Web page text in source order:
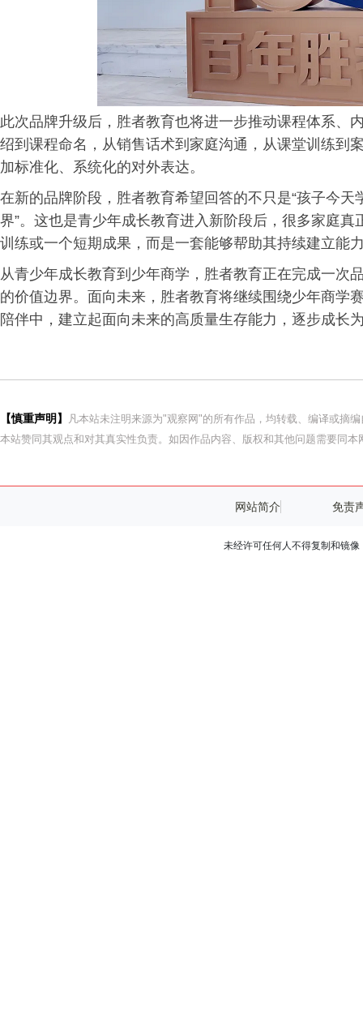
此次品牌升级后，胜者教育也将进一步推动课程体系、
绍到课程命名，从销售话术到家庭沟通，从课堂训练到
加标准化、系统化的对外表达。
在新的品牌阶段，胜者教育希望回答的不只是“孩子今天
界”。这也是青少年成长教育进入新阶段后，很多家庭
训练或一个短期成果，而是一套能够帮助其持续建立能
从青少年成长教育到少年商学，胜者教育正在完成一次
的价值边界。面向未来，胜者教育将继续围绕少年商学
陪伴中，建立起面向未来的高质量生存能力，逐步成长
【慎重声明】
凡本站未注明来源为"观察网"的所有作品，均转载、编译或摘
本站赞同其观点和对其真实性负责。如因作品内容、版权和其他问题需要同本
网站简介 免责
未经许可任何人不得复制和镜